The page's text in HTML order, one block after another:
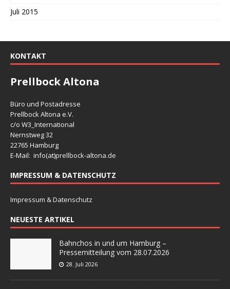
Juli 2015
KONTAKT
Prellbock Altona
Büro und Postadresse
Prellbock Altona e.V.
c/o W3_International
Nernstweg 32
22765 Hamburg
E-Mail: info(at)prellbock-altona.de
IMPRESSUM & DATENSCHUTZ
Impressum & Datenschutz
NEUESTE ARTIKEL
Bahnchos in und um Hamburg –
Pressemitteilung vom 28.07.2026
28. Juli 2026